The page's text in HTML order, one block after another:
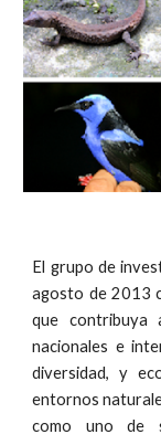
El grupo de
agosto de 2013
que contribuya
nacionales e
diversidad, y
entornos
como uno de